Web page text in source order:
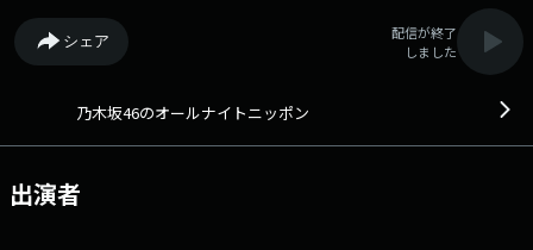
②『あっちのハイスクール』メールアドレス：
nogizaka@allnightnippon.com 番組ホームページはこちら twitter
ハッシュタグは「#乃木坂46ANN」twitterアカウントは「@NOGI46ann」
シェア
配信が終了
しました
乃木坂46のオールナイトニッポン
出演者